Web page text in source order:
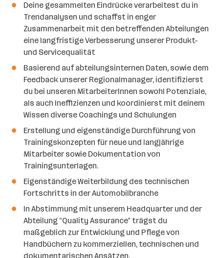
Deine gesammelten Eindrücke verarbeitest du in
Trendanalysen und schaffst in enger
Zusammenarbeit mit den betreffenden Abteilungen
eine langfristige Verbesserung unserer Produkt-
und Servicequalität
Basierend auf abteilungsinternen Daten, sowie dem
Feedback unserer Regionalmanager, identifizierst
du bei unseren MitarbeiterInnen sowohl Potenziale,
als auch Ineffizienzen und koordinierst mit deinem
Wissen diverse Coachings und Schulungen
Erstellung und eigenständige Durchführung von
Trainingskonzepten für neue und langjährige
Mitarbeiter sowie Dokumentation von
Trainingsunterlagen.
Eigenständige Weiterbildung des technischen
Fortschritts in der Automobilbranche
In Abstimmung mit unserem Headquarter und der
Abteilung “Quality Assurance” trägst du
maßgeblich zur Entwicklung und Pflege von
Handbüchern zu kommerziellen, technischen und
dokumentarischen Ansätzen.